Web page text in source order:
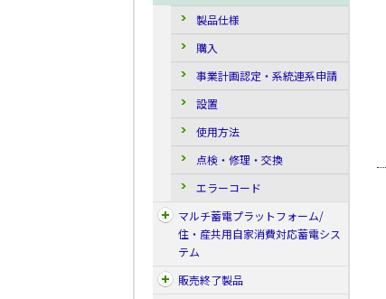
製品仕様
購入
事業計画認定・系統連系申請
設置
使用方法
点検・修理・交換
エラーコード
マルチ蓄電プラットフォーム/
住・産共用自家消費対応蓄電シス
テム
販売終了製品